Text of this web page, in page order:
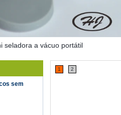
seladora a vácuo portátil
sem
1 2